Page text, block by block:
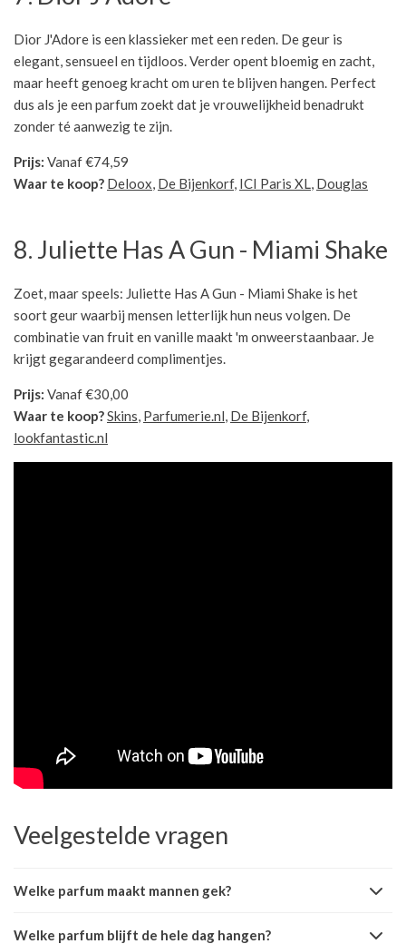
Dior J'Adore is een klassieker met een reden. De geur is
elegant, sensueel en tijdloos. Verder opent bloemig en zacht,
maar heeft genoeg kracht om uren te blijven hangen. Perfect
dus als je een parfum zoekt dat je vrouwelijkheid benadrukt
zonder té aanwezig te zijn.
Prijs: Vanaf €74,59
Waar te koop? Deloox, De Bijenkorf, ICI Paris XL, Douglas
8. Juliette Has A Gun - Miami Shake
Zoet, maar speels: Juliette Has A Gun - Miami Shake is het
soort geur waarbij mensen letterlijk hun neus volgen. De
combinatie van fruit en vanille maakt 'm onweerstaanbaar. Je
krijgt gegarandeerd complimentjes.
Prijs: Vanaf €30,00
Waar te koop?Skins, Parfumerie.nl, De Bijenkorf,
lookfantastic.nl
Veelgestelde vragen
Welke parfum maakt mannen gek?
Welke parfum blijft de hele dag hangen?